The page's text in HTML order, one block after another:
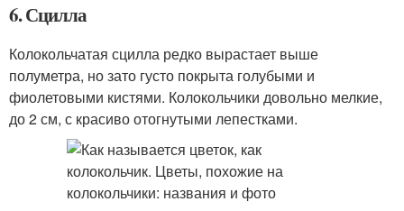
6. Сцилла
Колокольчатая сцилла редко вырастает выше
полуметра, но зато густо покрыта голубыми и
фиолетовыми кистями. Колокольчики довольно мелкие,
до 2 см, с красиво отогнутыми лепестками.